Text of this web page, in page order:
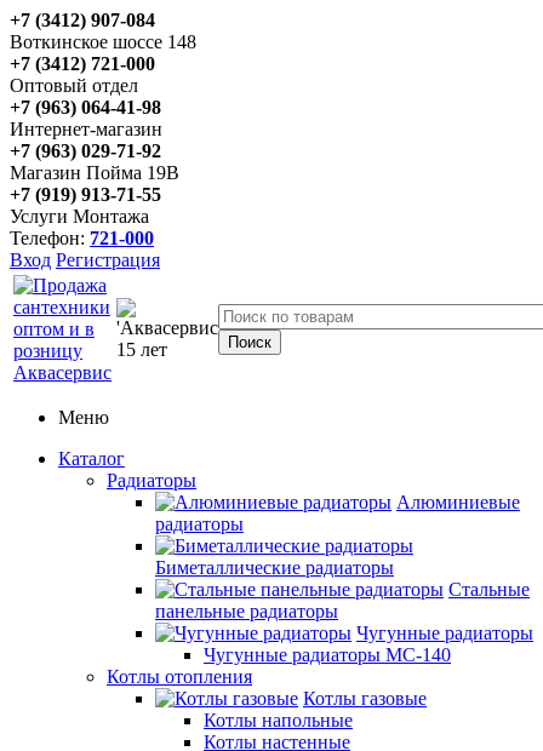
+7 (3412) 907-084
Воткинское шоссе 148
+7 (3412) 721-000
Оптовый отдел
+7 (963) 064-41-98
Интернет-магазин
+7 (963) 029-71-92
Магазин Пойма 19В
+7 (919) 913-71-55
Услуги Монтажа
Телефон: 721-000
Вход Регистрация
Меню
Каталог
Радиаторы
Алюминиевые
радиаторы
Биметаллические радиаторы
Стальные
панельные радиаторы
Чугунные радиаторы
Чугунные радиаторы МС-140
Котлы отопления
Котлы газовые
Котлы напольные
Котлы настенные